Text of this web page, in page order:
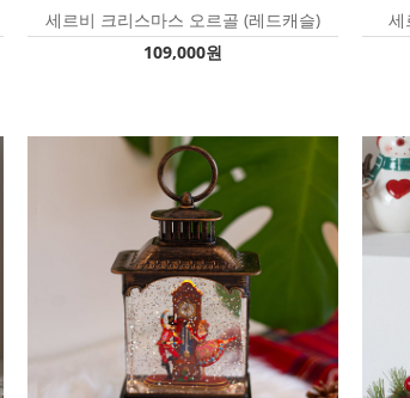
세르비 크리스마스 오르골 (레드캐슬)
109,000원
세